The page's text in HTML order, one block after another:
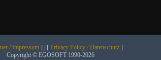
/ Impressum] | [ Privacy Policy / Datenschutz]
Copyright © EGOSOFT 1990-2026